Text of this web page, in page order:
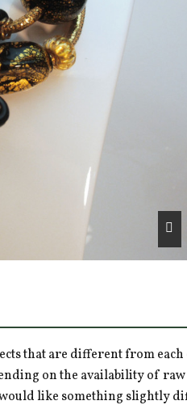
that are different from
on the availability of
like something slightly